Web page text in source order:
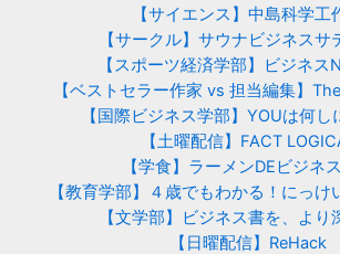
【サイエンス】中島科学工
【サークル】サウナビジネスサ
【スポーツ経済学部】ビジネス
【ベストセラー作家 vs 担当編集】
【国際ビジネス学部】YOUは何し
【土曜配信】FACT
【学食】ラーメンDEビジネ
【教育学部】４歳でもわかる！にっけ
【文学部】ビジネス書を、より
【日曜配信】ReHack